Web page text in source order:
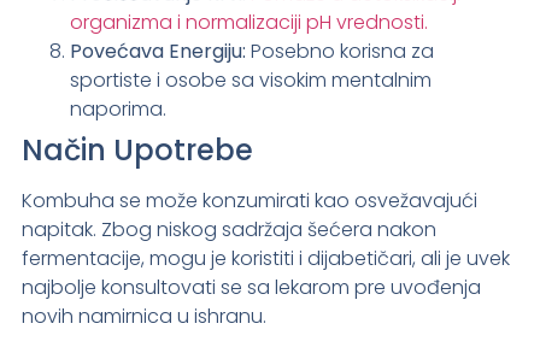
organizma i normalizaciji pH vrednosti.
Povećava Energiju: Posebno korisna za
sportiste i osobe sa visokim mentalnim
naporima.
Način Upotrebe
Kombuha se može konzumirati kao osvežavajući
napitak. Zbog niskog sadržaja šećera nakon
fermentacije, mogu je koristiti i dijabetičari, ali je uvek
najbolje konsultovati se sa lekarom pre uvođenja
novih namirnica u ishranu.